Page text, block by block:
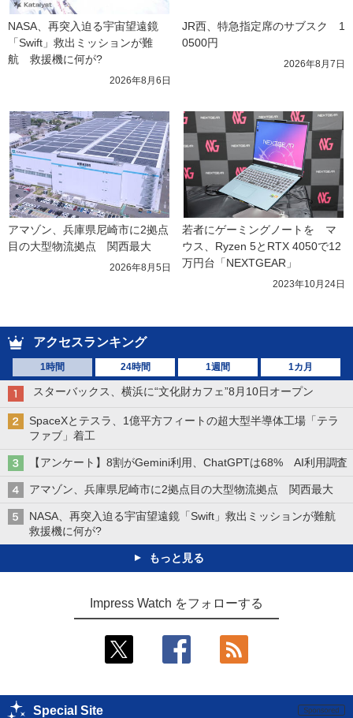
NASA、再突入迫る宇宙望遠鏡
「Swift」救出ミッションが難
航　救援機に何が?
2026年8月6日
JR西、特急指定席のサブスク　1
0500円
2026年8月7日
アマゾン、兵庫県尼崎市に2拠点
目の大型物流拠点　関西最大
2026年8月5日
若者にゲーミングノートを　マ
ウス、Ryzen 5とRTX 4050で12
万円台「NEXTGEAR」
2023年10月24日
アクセスランキング
1時間 24時間 1週間 1カ月
スターバックス、横浜に“文化財カフェ”8月10日オープン
SpaceXとテスラ、1億平方フィートの超大型半導体工場「テラ
ファブ」着工
【アンケート】8割がGemini利用、ChatGPTは68% AI利用調査
アマゾン、兵庫県尼崎市に2拠点目の大型物流拠点 関西最大
NASA、再突入迫る宇宙望遠鏡「Swift」救出ミッションが難航
救援機に何が?
もっと見る
Impress Watch をフォローする
Special Site